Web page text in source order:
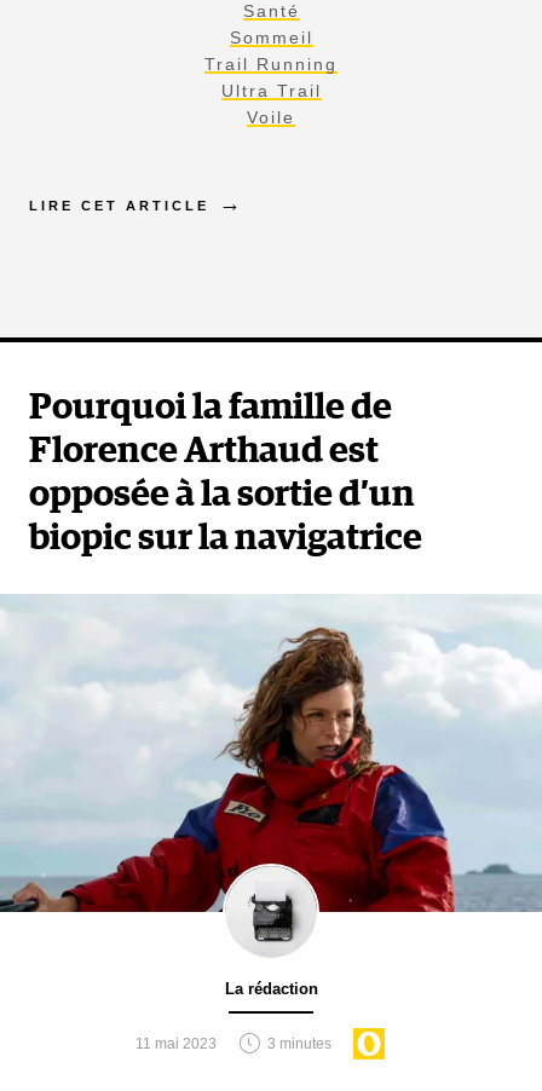
Santé
Sommeil
Trail Running
Ultra Trail
Voile
LIRE CET ARTICLE
Pourquoi la famille de
Florence Arthaud est
opposée à la sortie d’un
biopic sur la navigatrice
La rédaction
11 mai 2023 3 minutes